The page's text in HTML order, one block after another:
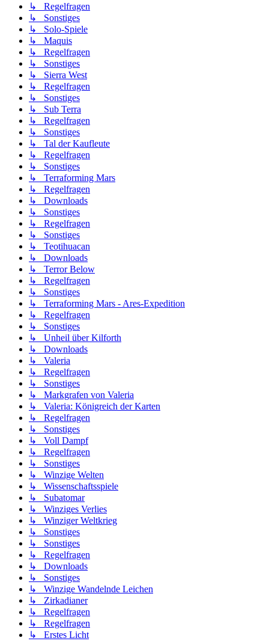
↳ Regelfragen
↳ Sonstiges
↳ Solo-Spiele
↳ Maquis
↳ Regelfragen
↳ Sonstiges
↳ Sierra West
↳ Regelfragen
↳ Sonstiges
↳ Sub Terra
↳ Regelfragen
↳ Sonstiges
↳ Tal der Kaufleute
↳ Regelfragen
↳ Sonstiges
↳ Terraforming Mars
↳ Regelfragen
↳ Downloads
↳ Sonstiges
↳ Regelfragen
↳ Sonstiges
↳ Teotihuacan
↳ Downloads
↳ Terror Below
↳ Regelfragen
↳ Sonstiges
↳ Terraforming Mars - Ares-Expedition
↳ Regelfragen
↳ Sonstiges
↳ Unheil über Kilforth
↳ Downloads
↳ Valeria
↳ Regelfragen
↳ Sonstiges
↳ Markgrafen von Valeria
↳ Valeria: Königreich der Karten
↳ Regelfragen
↳ Sonstiges
↳ Voll Dampf
↳ Regelfragen
↳ Sonstiges
↳ Winzige Welten
↳ Wissenschaftsspiele
↳ Subatomar
↳ Winziges Verlies
↳ Winziger Weltkrieg
↳ Sonstiges
↳ Sonstiges
↳ Regelfragen
↳ Downloads
↳ Sonstiges
↳ Winzige Wandelnde Leichen
↳ Zirkadianer
↳ Regelfragen
↳ Regelfragen
↳ Erstes Licht